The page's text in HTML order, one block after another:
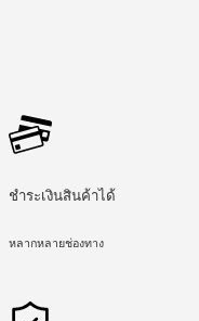
ชำระเงินสินค้าได้
หลากหลายช่องทาง